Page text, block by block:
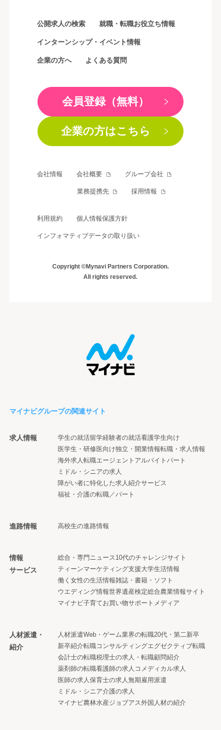
公開求人の検索 就職・転職お役立ち情報
インターンシップ・イベント情報
企業の方へ よくある質問
会員登録（無料）
企業の方はこちら
会社情報 会社概要 グループ会社
業務提携先 採用情報
利用規約 個人情報保護方針
インフォマティブデータの取り扱い
Copyright ©Mynavi Partners Corporation.
All rights reserved.
マイナビグループの関連サイト
求人情報 学生の就活留学経験者の就活看護学生向け
医学生・研修医向け独立・開業情報転職・求人情報
海外求人転職エージェント アルバイト パート
ミドル・シニアの求人
障がい者に特化した求人紹介サービス
福祉・介護の転職／パート
進路情報 高校生の進路情報
情報
サービス
総合・専門ニュース10代のチャレンジサイト
ティーンマーケティング支援大学生活情報
働く女性の生活情報雑誌・書籍・ソフト
ウエディング情報世界遺産検定総合農業情報サイト
マイナビ子育てお買い物サポートメディア
人材派遣・
紹介
人材派遣Web・ゲーム業界の転職20代・第二新卒
新卒紹介転職コンサルティングエグゼクティブ転職
会計士の転職税理士の求人・転職顧問紹介
薬剤師の転職看護師の求人 コメディカル求人
医師の求人保育士の求人無期雇用派遣
ミドル・シニア介護の求人
マイナビ農林水産ジョブアス外国人材の紹介